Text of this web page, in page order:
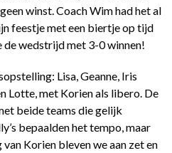
winst. Coach Wim had het al
feestje met een biertje op tijd
de wedstrijd met 3-0 winnen!
Lisa, Geanne, Iris
Lotte, met Korien als libero. De
beide teams die gelijk
bepaalden het tempo, maar
Korien bleven we aan zet en